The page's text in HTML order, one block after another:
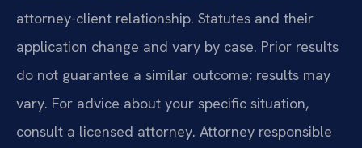
attorney-client relationship. Statutes and their
application change and vary by case. Prior results
do not guarantee a similar outcome; results may
vary. For advice about your specific situation,
consult a licensed attorney. Attorney responsible